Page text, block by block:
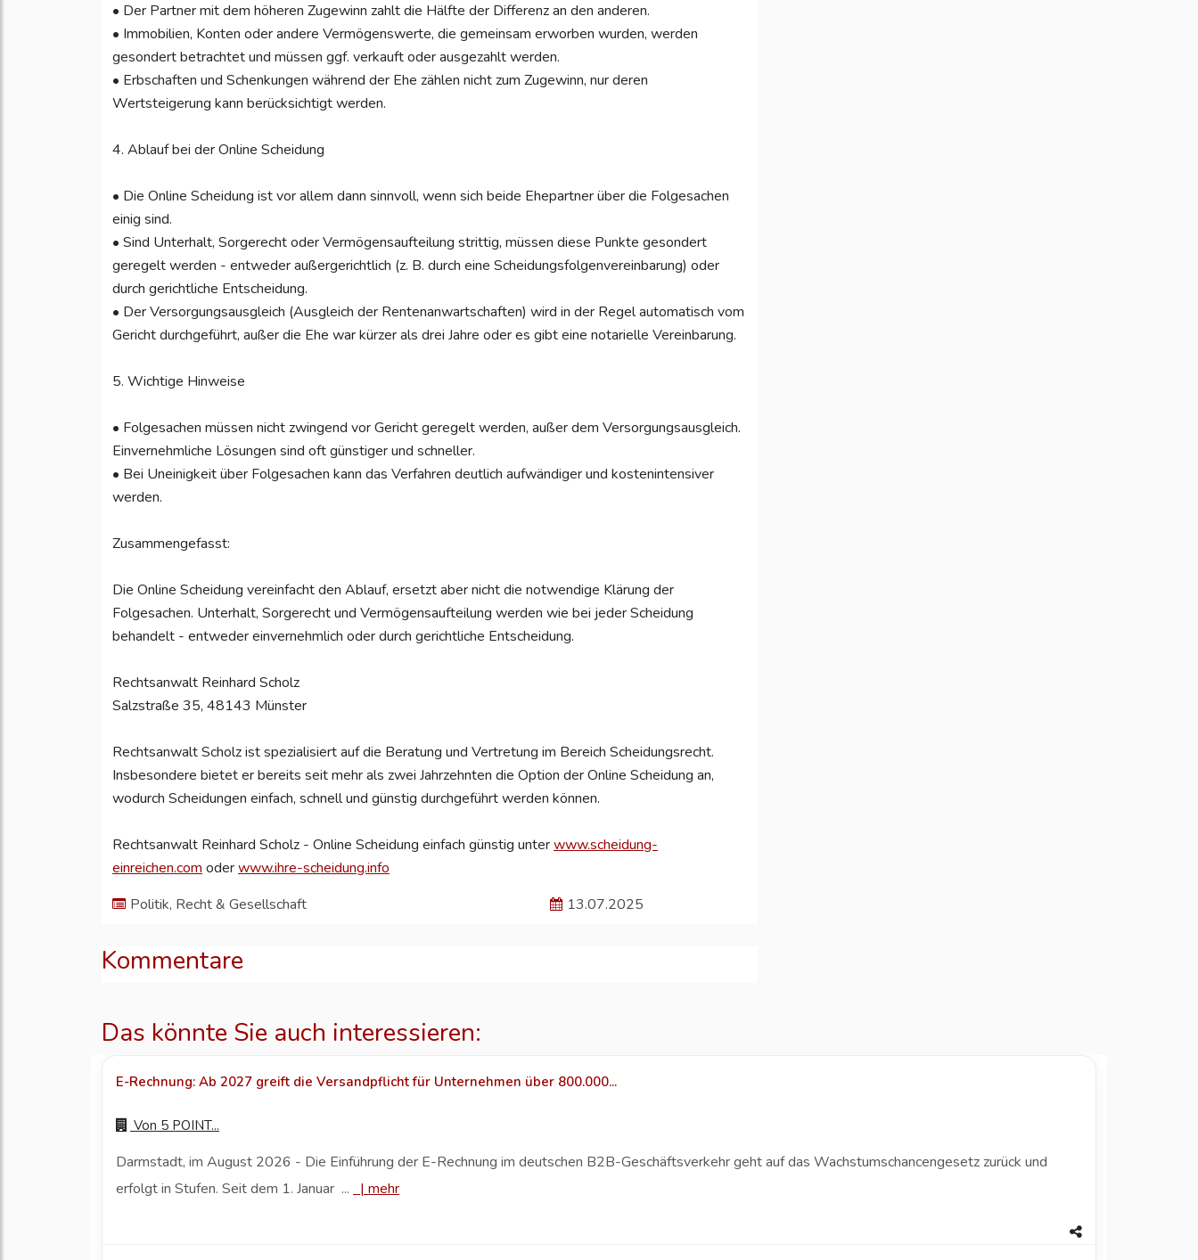
• Der Partner mit dem höheren Zugewinn zahlt die Hälfte der Differenz an den anderen.
• Immobilien, Konten oder andere Vermögenswerte, die gemeinsam erworben wurden, werden
gesondert betrachtet und müssen ggf. verkauft oder ausgezahlt werden.
• Erbschaften und Schenkungen während der Ehe zählen nicht zum Zugewinn, nur deren
Wertsteigerung kann berücksichtigt werden.
4. Ablauf bei der Online Scheidung
• Die Online Scheidung ist vor allem dann sinnvoll, wenn sich beide Ehepartner über die Folgesachen
einig sind.
• Sind Unterhalt, Sorgerecht oder Vermögensaufteilung strittig, müssen diese Punkte gesondert
geregelt werden - entweder außergerichtlich (z. B. durch eine Scheidungsfolgenvereinbarung) oder
durch gerichtliche Entscheidung.
• Der Versorgungsausgleich (Ausgleich der Rentenanwartschaften) wird in der Regel automatisch vom
Gericht durchgeführt, außer die Ehe war kürzer als drei Jahre oder es gibt eine notarielle Vereinbarung.
5. Wichtige Hinweise
• Folgesachen müssen nicht zwingend vor Gericht geregelt werden, außer dem Versorgungsausgleich.
Einvernehmliche Lösungen sind oft günstiger und schneller.
• Bei Uneinigkeit über Folgesachen kann das Verfahren deutlich aufwändiger und kostenintensiver
werden.
Zusammengefasst:
Die Online Scheidung vereinfacht den Ablauf, ersetzt aber nicht die notwendige Klärung der
Folgesachen. Unterhalt, Sorgerecht und Vermögensaufteilung werden wie bei jeder Scheidung
behandelt - entweder einvernehmlich oder durch gerichtliche Entscheidung.
Rechtsanwalt Reinhard Scholz
Salzstraße 35, 48143 Münster
Rechtsanwalt Scholz ist spezialisiert auf die Beratung und Vertretung im Bereich Scheidungsrecht.
Insbesondere bietet er bereits seit mehr als zwei Jahrzehnten die Option der Online Scheidung an,
wodurch Scheidungen einfach, schnell und günstig durchgeführt werden können.
Rechtsanwalt Reinhard Scholz - Online Scheidung einfach günstig unterwww.scheidung-
einreichen.comoderwww.ihre-scheidung.info
Politik, Recht & Gesellschaft
13.07.2025
Kommentare
Das könnte Sie auch interessieren:
E-Rechnung: Ab 2027 greift die Versandpflicht für Unternehmen über 800.000...
Von 5 POINT...
Darmstadt, im August 2026 - Die Einführung der E-Rechnung im deutschen B2B-Geschäftsverkehr geht auf das Wachstumschancengesetz zurück und
erfolgt in Stufen. Seit dem 1. Januar ... |mehr